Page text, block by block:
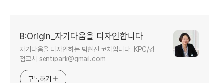
B:Origin_자기다움을 디자인합니다
자기다움을 디자인하는 박현진 코치입니다. KPC/강
점코치 sentipark@gmail.com
구독하기